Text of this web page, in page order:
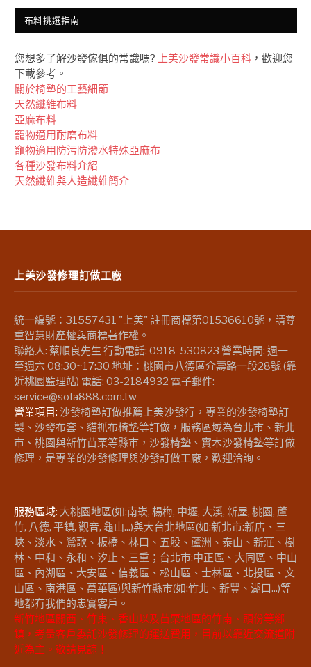
布料挑選指南
您想多了解沙發傢俱的常識嗎? 上美沙發常識小百科 ，歡迎您
下載參考。
關於椅墊的工藝細節
天然纖維布料
亞麻布料
竉物適用耐磨布料
竉物適用防污防潑水特殊亞麻布
各種沙發布料介紹
天然纖維與人造纖維簡介
上美沙發修理訂做工廠
統一編號：31557431 "上美" 註冊商標第01536610號，請尊
重智慧財產權與商標著作權。
聯絡人: 蔡順良先生 行動電話: 0918-530823 營業時間: 週一
至週六 08:30~17:30 地址：桃園市八德區介壽路一段28號 (靠
近桃園監理站) 電話: 03-2184932 電子郵件:
service@sofa888.com.tw
營業項目: 沙發椅墊訂做推薦上美沙發行，專業的沙發椅墊訂
製、沙發布套、貓抓布椅墊等訂做，服務區域為台北市、新北
市、桃園與新竹苗栗等縣市，沙發椅墊、實木沙發椅墊等訂做
修理，是專業的沙發修理與沙發訂做工廠，歡迎洽詢。
服務區域: 大桃園地區(如:南崁, 楊梅, 中壢, 大溪, 新屋, 桃園, 蘆
竹, 八德, 平鎮, 觀音, 龜山...)與大台北地區(如:新北市:新店、三
峽、淡水、鶯歌、板橋、林口、五股、蘆洲、泰山、新莊、樹
林、中和、永和、汐止、三重；台北市:中正區、大同區、中山
區、內湖區、大安區、信義區、松山區、士林區、北投區、文
山區、南港區、萬華區)與新竹縣市(如:竹北、新豐、湖口...)等
地都有我們的忠實客戶。
新竹地區關西、竹東、香山以及苗栗地區的竹南、頭份等鄉
鎮，考量客戶委託沙發修理的運送費用，目前以靠近交流道附
近為主。敬請見諒！